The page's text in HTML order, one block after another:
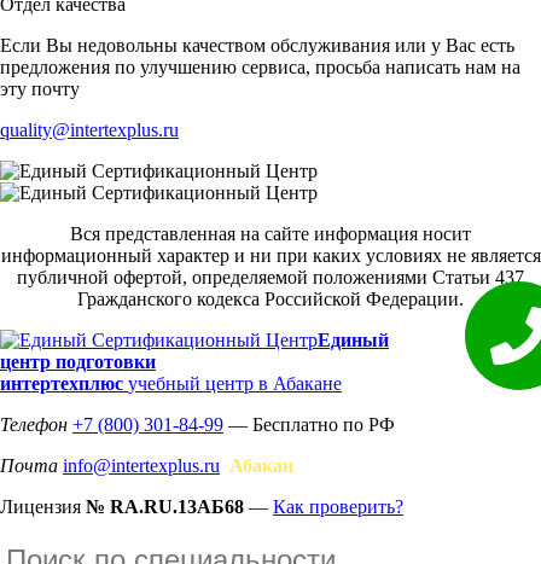
Отдел качества
Если Вы недовольны качеством обслуживания или у Вас есть
предложения по улучшению сервиса, просьба написать нам на
эту почту
quality@intertexplus.ru
Вся представленная на сайте информация носит
информационный характер и ни при каких условиях не является
публичной офертой, определяемой положениями Статьи 437
Гражданского кодекса Российской Федерации.
Единый
центр подготовки
интертехплюс учебный центр в Абакане
Телефон +7 (800) 301-84-99 — Бесплатно по РФ
Почта info@intertexplus.ru Абакан
Лицензия № RA.RU.13АБ68 — Как проверить?